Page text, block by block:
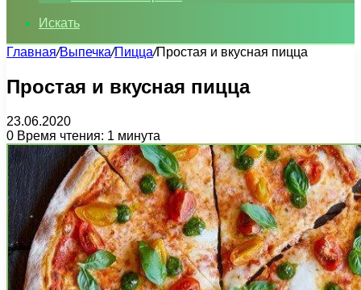
Искать
Главная/Выпечка/Пицца/Простая и вкусная пицца
Простая и вкусная пицца
23.06.2020
0 Время чтения: 1 минута